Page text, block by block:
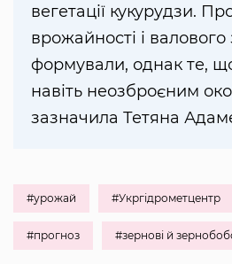
вегетації кукурудзи.
врожайності і
формували, однак те,
навіть неозброєним
зазначила Тетяна
#урожай #Укргідрометцентр
#прогноз #зернові й